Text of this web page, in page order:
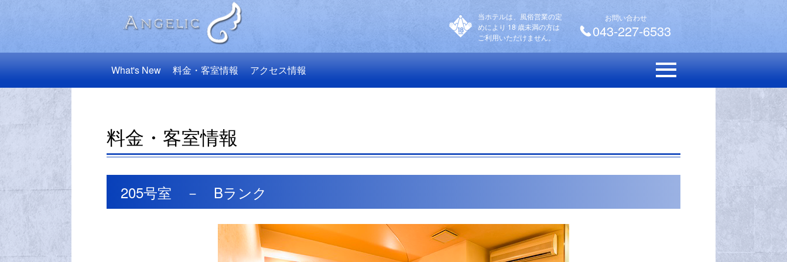
当ホテルは、風俗営業の定
めにより 18 歳未満の方は
ご利用いただけません。
お問い合わせ
043-227-6533
What's New 料金・客室情報 アクセス情報
料金・客室情報
205号室 － Bランク